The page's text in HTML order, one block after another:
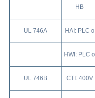
HB
UL 746A HAI: PLC o
HWI: PLC o
UL 746B CTI: 400V